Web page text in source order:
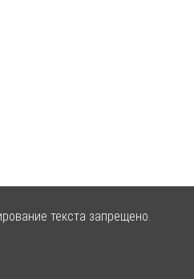
текста запрещено.